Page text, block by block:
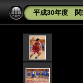
平成30年度 関